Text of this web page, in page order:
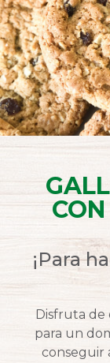
¡Para
Disfruta de
para un
conseguir